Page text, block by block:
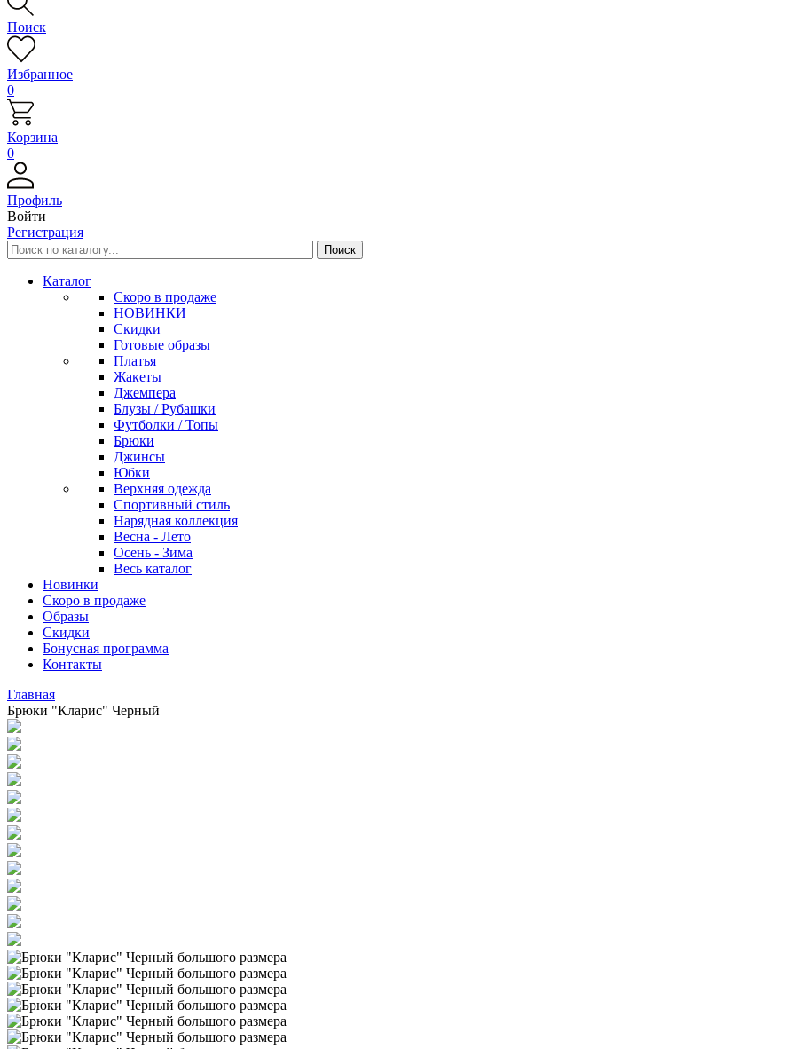
Поиск
Избранное
0
Корзина
0
Профиль
Войти
Регистрация
Каталог
Скоро в продаже
НОВИНКИ
Скидки
Готовые образы
Платья
Жакеты
Джемпера
Блузы / Рубашки
Футболки / Топы
Брюки
Джинсы
Юбки
Верхняя одежда
Спортивный стиль
Нарядная коллекция
Весна - Лето
Осень - Зима
Весь каталог
Новинки
Скоро в продаже
Образы
Скидки
Бонусная программа
Контакты
Главная
Брюки "Кларис" Черный